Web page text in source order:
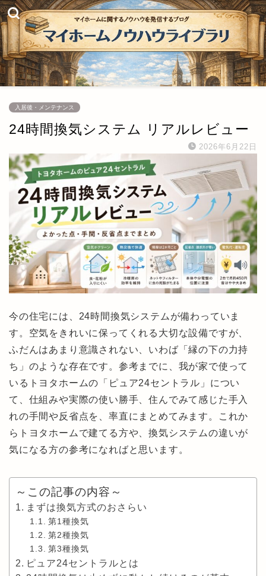
入居後・メンテナンス
24時間換気システム リアルレビュー
2026年6月22日
今の住宅には、24時間換気システムが備わっていま
す。空気をきれいに保ってくれる大切な設備ですが、
ふだんはあまり意識されない、いわば「縁の下の力持
ち」のような存在です。参考までに、我が家で使って
いるトヨタホームの「ピュア24セントラル」につい
て、仕組みや実際の使い勝手、住んでみて感じた手入
れの手間や反省点を、率直にまとめてみます。これか
らトヨタホームで建てる方や、換気システムの違いが
気になる方の参考になればと思います。
～この記事の内容～
まずは換気方式のおさらい
第1種換気
第2種換気
第3種換気
ピュア24セントラルとは